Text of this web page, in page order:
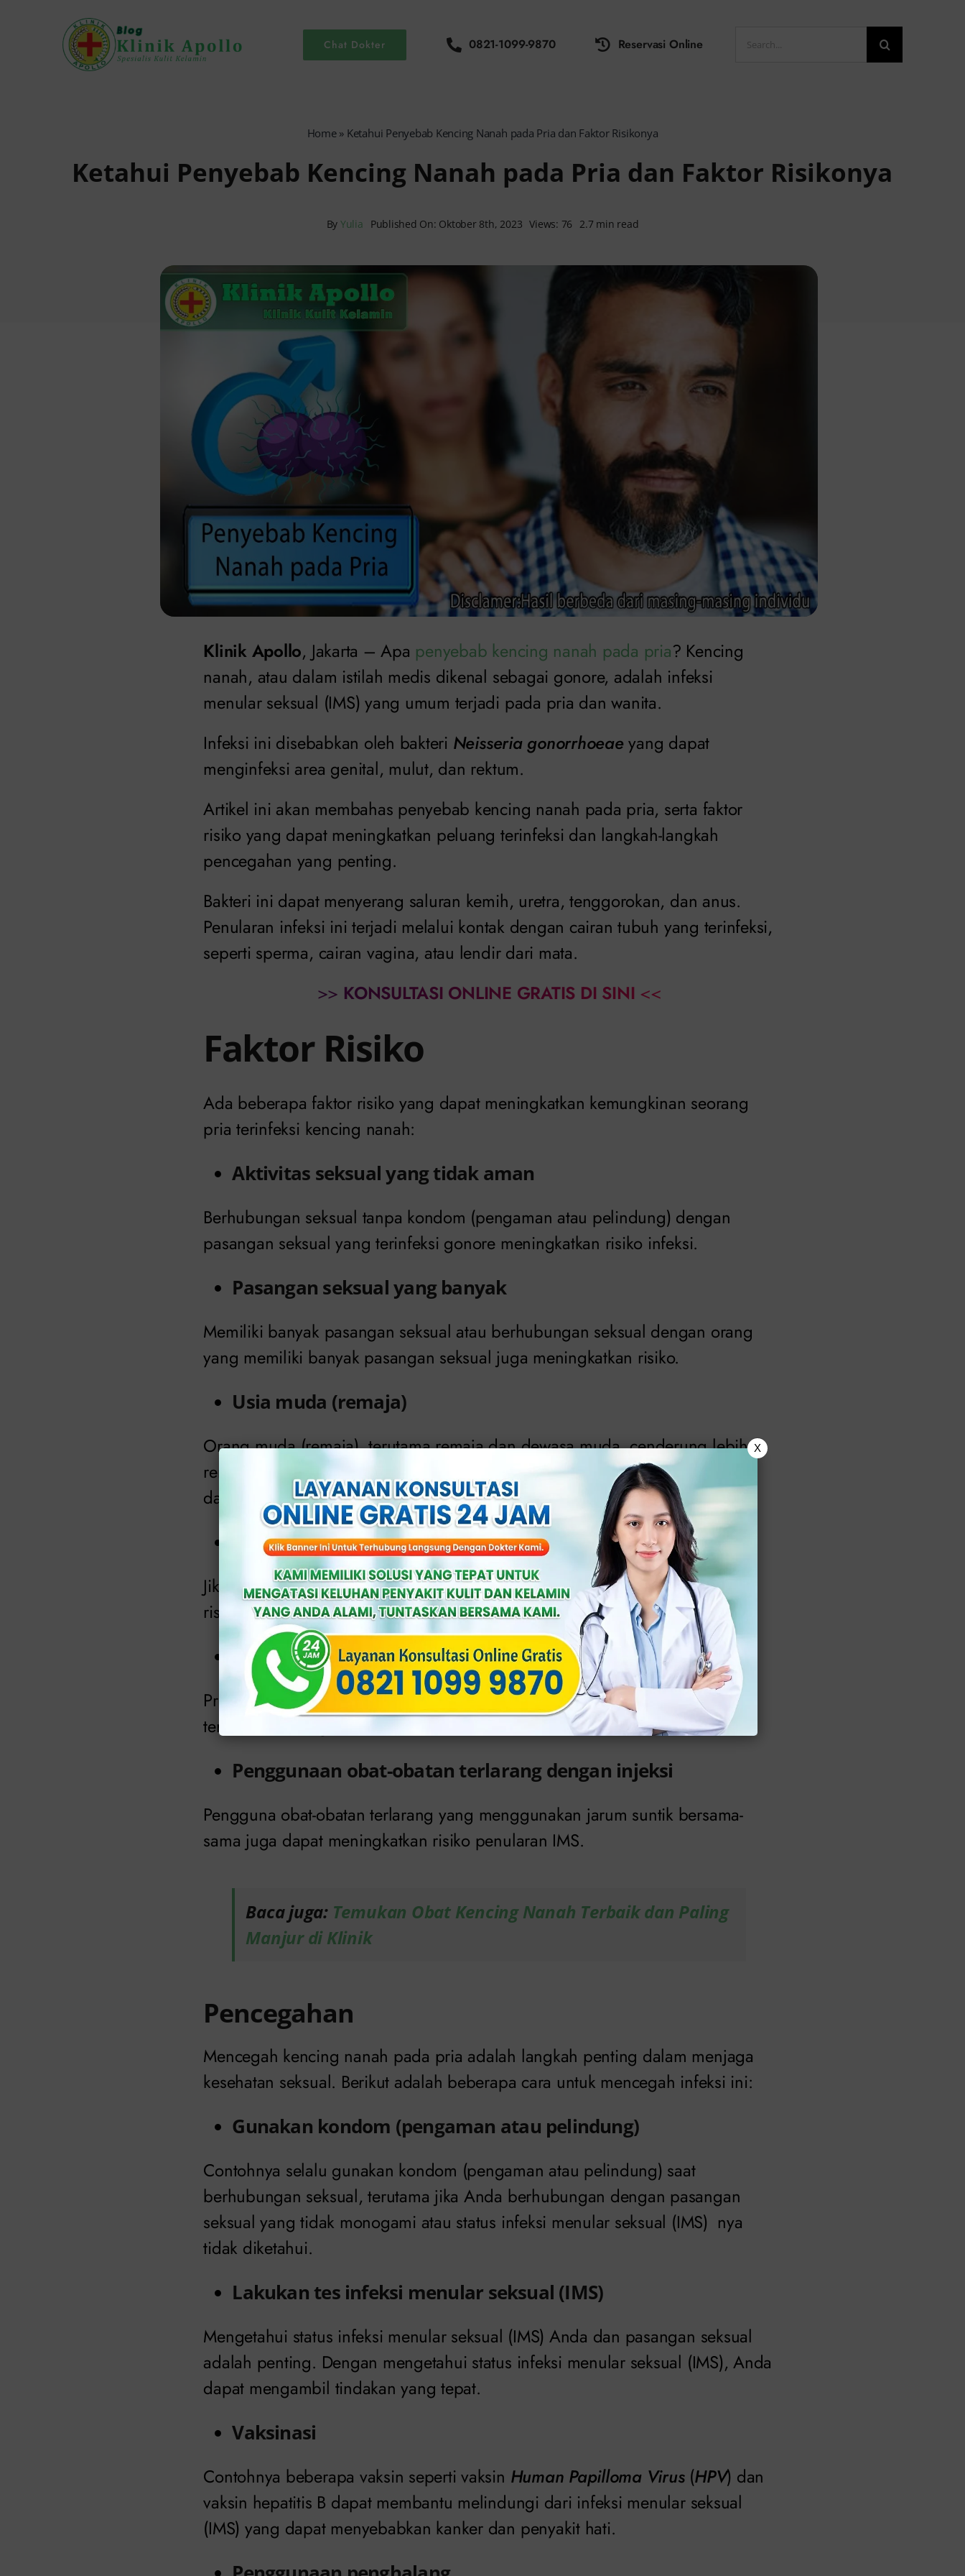
Chat Dokter 0821-1099-9870 Reservasi Online
for:
Home» Ketahui Penyebab Kencing Nanah pada Pria dan Faktor Risikonya
Ketahui Penyebab Kencing Nanah pada Pria dan Faktor Risikonya
By Yulia Published On: Oktober 8th, 2023 Views: 76 2.7 min read
Klinik Apollo, Jakarta – Apa penyebab kencing nanah pada pria? Kencing
nanah, atau dalam istilah medis dikenal sebagai gonore, adalah infeksi
menular seksual (IMS) yang umum terjadi pada pria dan wanita.
Infeksi ini disebabkan oleh bakteri Neisseria gonorrhoeaeyang dapat
menginfeksi area genital, mulut, dan rektum.
Artikel ini akan membahas penyebab kencing nanah pada pria, serta faktor
risiko yang dapat meningkatkan peluang terinfeksi dan langkah-langkah
pencegahan yang penting.
Bakteri ini dapat menyerang saluran kemih, uretra, tenggorokan, dan anus.
Penularan infeksi ini terjadi melalui kontak dengan cairan tubuh yang terinfeksi,
seperti sperma, cairan vagina, atau lendir dari mata.
>> KONSULTASI ONLINE GRATIS DI SINI <<
Faktor Risiko
Ada beberapa faktor risiko yang dapat meningkatkan kemungkinan seorang
pria terinfeksi kencing nanah:
Aktivitas seksual yang tidak aman
Berhubungan seksual tanpa kondom (pengaman atau pelindung) dengan
pasangan seksual yang terinfeksi gonore meningkatkan risiko infeksi.
Pasangan seksual yang banyak
Memiliki banyak pasangan seksual atau berhubungan seksual dengan orang
yang memiliki banyak pasangan seksual juga meningkatkan risiko.
Usia muda (remaja)
Orang muda (remaja), terutama remaja dan dewasa muda, cenderung lebih
rentan terhadap infeksi menular seksual (IMS) karena kurangnya pengalaman
dan praktik seksual yang aman.
Riwayat infeksi menular seksual (IMS) sebelumnya
Jika seorang pria pernah terinfeksi infeksi menular seksual (IMS) sebelumnya,
risikonya dapat meningkat.
Homoseksualitas
Pria yang berhubungan seksual dengan pria memiliki risiko lebih tinggi
terinfeksi kencing nanah.
Penggunaan obat-obatan terlarang dengan injeksi
Pengguna obat-obatan terlarang yang menggunakan jarum suntik bersama-
sama juga dapat meningkatkan risiko penularan IMS.
Baca juga: Temukan Obat Kencing Nanah Terbaik dan Paling
Manjur di Klinik
Pencegahan
Mencegah kencing nanah pada pria adalah langkah penting dalam menjaga
kesehatan seksual. Berikut adalah beberapa cara untuk mencegah infeksi ini:
Gunakan kondom (pengaman atau pelindung)
Contohnya selalu gunakan kondom (pengaman atau pelindung) saat
berhubungan seksual, terutama jika Anda berhubungan dengan pasangan
seksual yang tidak monogami atau status infeksi menular seksual (IMS) nya
tidak diketahui.
Lakukan tes infeksi menular seksual (IMS)
Mengetahui status infeksi menular seksual (IMS) Anda dan pasangan seksual
adalah penting. Dengan mengetahui status infeksi menular seksual (IMS), Anda
dapat mengambil tindakan yang tepat.
Vaksinasi
Contohnya beberapa vaksin seperti vaksin Human Papilloma Virus(HPV) dan
vaksin hepatitis B dapat membantu melindungi dari infeksi menular seksual
(IMS) yang dapat menyebabkan kanker dan penyakit hati.
X